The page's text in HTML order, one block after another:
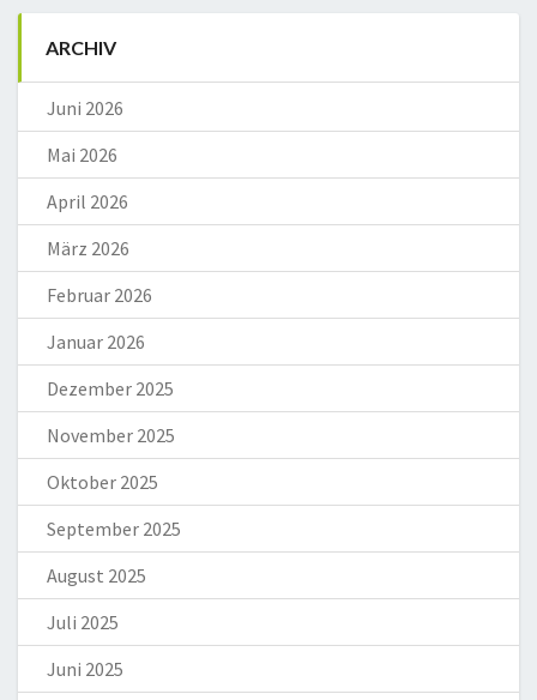
ARCHIV
Juni 2026
Mai 2026
April 2026
März 2026
Februar 2026
Januar 2026
Dezember 2025
November 2025
Oktober 2025
September 2025
August 2025
Juli 2025
Juni 2025